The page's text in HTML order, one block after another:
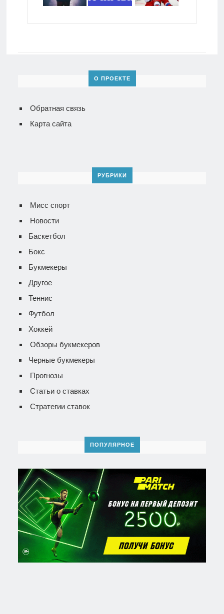
О ПРОЕКТЕ
Обратная связь
Карта сайта
РУБРИКИ
Мисс спорт
Новости
Баскетбол
Бокс
Букмекеры
Другое
Теннис
Футбол
Хоккей
Обзоры букмекеров
Черные букмекеры
Прогнозы
Статьи о ставках
Стратегии ставок
ПОПУЛЯРНОЕ